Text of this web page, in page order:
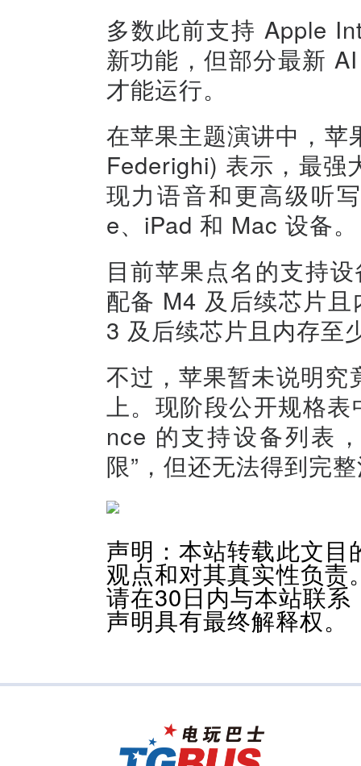
多数此前支持 Apple
新功能，但部分最新
才能运行。
在苹果主题演讲中，苹
Federighi) 表示，最强
现力语音和更高级听
e、iPad 和 Mac 设备。
目前苹果点名的支持
配备 M4 及后续芯片
3 及后续芯片且内存至
不过，苹果暂未说明
上。现阶段公开规格
nce 的支持设备列表
限”，但还无法得到完
声明：本站转载此文
观点和对其真实性负
请在30日内与本站联
声明具有最终解释权。